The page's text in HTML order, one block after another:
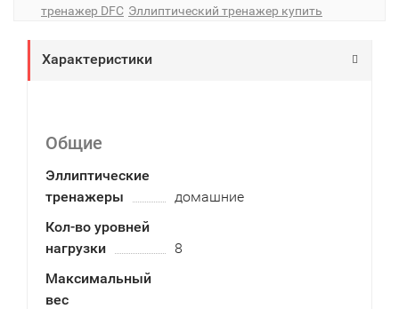
тренажер DFC Эллиптический тренажер купить
Характеристики
Общие
Эллиптические
тренажеры
домашние
Кол-во уровней
нагрузки
8
Максимальный
вес